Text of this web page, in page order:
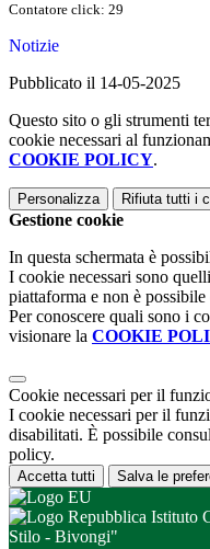
Contatore click: 29
Notizie
Pubblicato il 14-05-2025
Questo sito o gli strumenti
cookie necessari al
COOKIE POLICY.
Personalizza Rifiuta tutti i
Gestione cookie
In questa schermata è
I cookie necessari sono
piattaforma e non è
Per conoscere quali sono i
visionare la COOKIE
Cookie necessari per il
I cookie necessari per il
disabilitati. È possibile
policy.
Accetta tutti Salva le
Istituto
Stilo - Bivongi"